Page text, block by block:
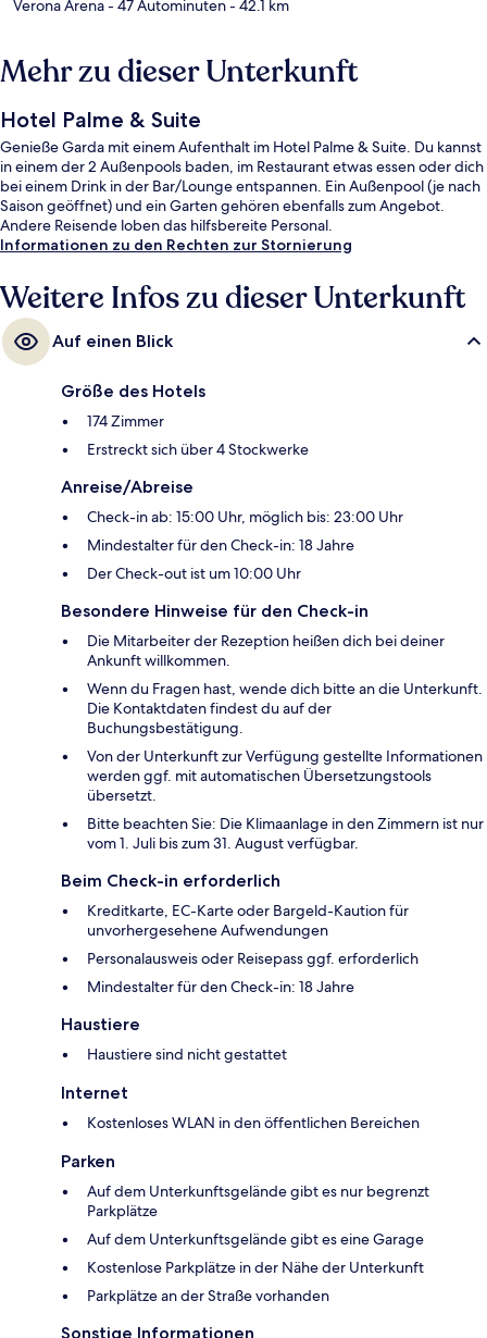
Verona Arena- 47 Autominuten- 42.1 km
Mehr zu dieser Unterkunft
Hotel Palme & Suite
Genieße Garda mit einem Aufenthalt im Hotel Palme & Suite. Du kannst
in einem der 2 Außenpools baden, im Restaurant etwas essen oder dich
bei einem Drink in der Bar/Lounge entspannen. Ein Außenpool (je nach
Saison geöffnet) und ein Garten gehören ebenfalls zum Angebot.
Andere Reisende loben das hilfsbereite Personal.
Informationen zu den Rechten zur Stornierung
Weitere Infos zu dieser Unterkunft
Auf einen Blick
Größe des Hotels
174 Zimmer
Erstreckt sich über 4 Stockwerke
Anreise/Abreise
Check-in ab: 15:00 Uhr, möglich bis: 23:00 Uhr
Mindestalter für den Check-in: 18 Jahre
Der Check-out ist um 10:00 Uhr
Besondere Hinweise für den Check-in
Die Mitarbeiter der Rezeption heißen dich bei deiner
Ankunft willkommen.
Wenn du Fragen hast, wende dich bitte an die Unterkunft.
Die Kontaktdaten findest du auf der
Buchungsbestätigung.
Von der Unterkunft zur Verfügung gestellte Informationen
werden ggf. mit automatischen Übersetzungstools
übersetzt.
Bitte beachten Sie: Die Klimaanlage in den Zimmern ist nur
vom 1. Juli bis zum 31. August verfügbar.
Beim Check-in erforderlich
Kreditkarte, EC-Karte oder Bargeld-Kaution für
unvorhergesehene Aufwendungen
Personalausweis oder Reisepass ggf. erforderlich
Mindestalter für den Check-in: 18 Jahre
Haustiere
Haustiere sind nicht gestattet
Internet
Kostenloses WLAN in den öffentlichen Bereichen
Parken
Auf dem Unterkunftsgelände gibt es nur begrenzt
Parkplätze
Auf dem Unterkunftsgelände gibt es eine Garage
Kostenlose Parkplätze in der Nähe der Unterkunft
Parkplätze an der Straße vorhanden
Sonstige Informationen